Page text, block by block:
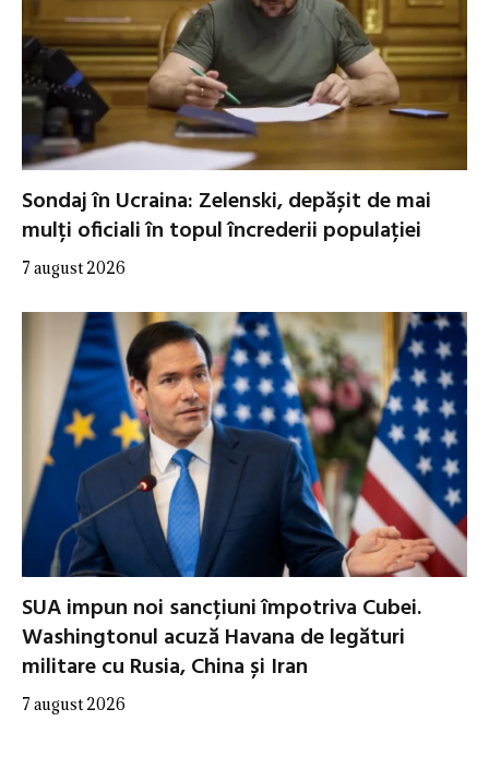
Sondaj în Ucraina: Zelenski, depășit de mai
mulți oficiali în topul încrederii populației
7 august 2026
SUA impun noi sancțiuni împotriva Cubei.
Washingtonul acuză Havana de legături
militare cu Rusia, China și Iran
7 august 2026